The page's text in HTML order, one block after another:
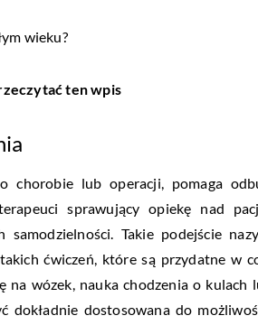
ten wpis
chorobie lub operacji, pomaga
sprawujący opiekę nad
Takie podejście
ćwiczeń, które są przydatne w
na wózek, nauka chodzenia o kulach
dokładnie dostosowana do